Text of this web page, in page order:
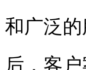
和广泛
后，客